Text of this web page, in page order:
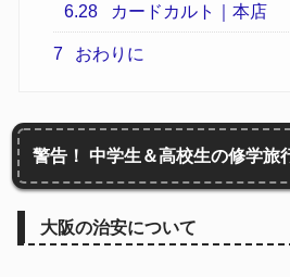
6.28 カードカルト｜本店
7 おわりに
警告！ 中学生＆高校生の修学旅
大阪の治安について